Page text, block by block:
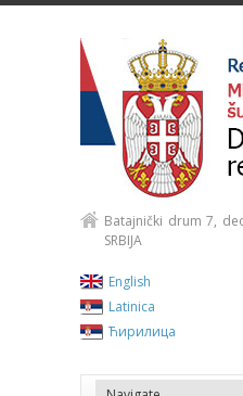
Batajnički drum 7,
SRBIJA
English
Latinica
Ћирилица